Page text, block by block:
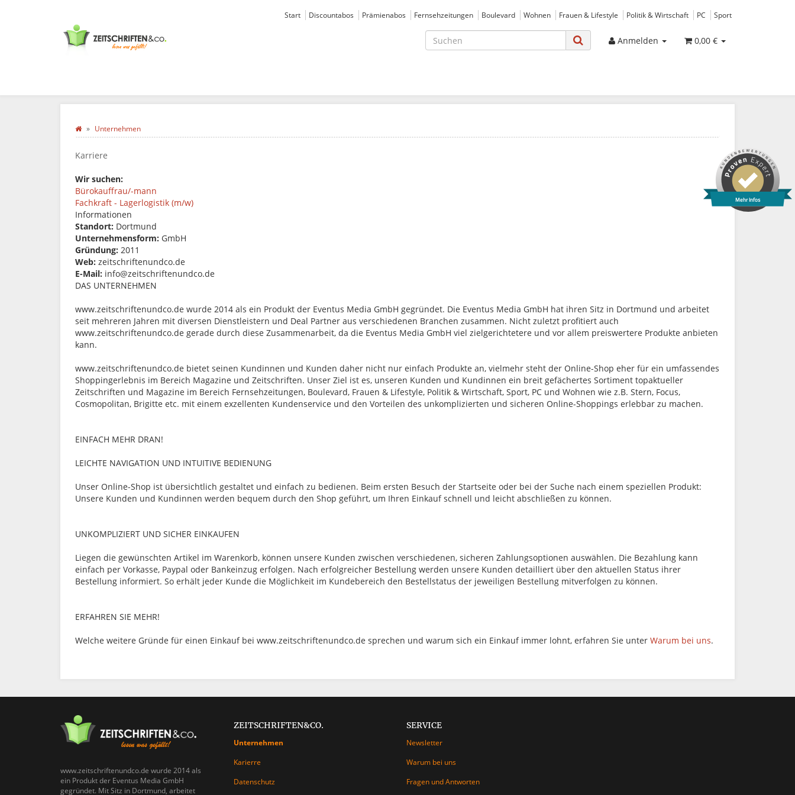
Mehr Infos
Start Discountabos Prämienabos Fernsehzeitungen Boulevard Wohnen Frauen & Lifestyle Politik & Wirtschaft PC Sport
Anmelden 0,00 €
Unternehmen
Karriere
Wir suchen:
Bürokauffrau/-mann
Fachkraft - Lagerlogistik (m/w)
Informationen
Standort: Dortmund
Unternehmensform: GmbH
Gründung: 2011
Web: zeitschriftenundco.de
E-Mail: info@zeitschriftenundco.de
DAS UNTERNEHMEN
www.zeitschriftenundco.de wurde 2014 als ein Produkt der Eventus Media GmbH gegründet. Die Eventus Media GmbH hat ihren Sitz in Dortmund und arbeitet
seit mehreren Jahren mit diversen Dienstleistern und Deal Partner aus verschiedenen Branchen zusammen. Nicht zuletzt profitiert auch
www.zeitschriftenundco.de gerade durch diese Zusammenarbeit, da die Eventus Media GmbH viel zielgerichtetere und vor allem preiswertere Produkte anbieten
kann.
www.zeitschriftenundco.de bietet seinen Kundinnen und Kunden daher nicht nur einfach Produkte an, vielmehr steht der Online-Shop eher für ein umfassendes
Shoppingerlebnis im Bereich Magazine und Zeitschriften. Unser Ziel ist es, unseren Kunden und Kundinnen ein breit gefächertes Sortiment topaktueller
Zeitschriften und Magazine im Bereich Fernsehzeitungen, Boulevard, Frauen & Lifestyle, Politik & Wirtschaft, Sport, PC und Wohnen wie z.B. Stern, Focus,
Cosmopolitan, Brigitte etc. mit einem exzellenten Kundenservice und den Vorteilen des unkomplizierten und sicheren Online-Shoppings erlebbar zu machen.
EINFACH MEHR DRAN!
LEICHTE NAVIGATION UND INTUITIVE BEDIENUNG
Unser Online-Shop ist übersichtlich gestaltet und einfach zu bedienen. Beim ersten Besuch der Startseite oder bei der Suche nach einem speziellen Produkt:
Unsere Kunden und Kundinnen werden bequem durch den Shop geführt, um Ihren Einkauf schnell und leicht abschließen zu können.
UNKOMPLIZIERT UND SICHER EINKAUFEN
Liegen die gewünschten Artikel im Warenkorb, können unsere Kunden zwischen verschiedenen, sicheren Zahlungsoptionen auswählen. Die Bezahlung kann
einfach per Vorkasse, Paypal oder Bankeinzug erfolgen. Nach erfolgreicher Bestellung werden unsere Kunden detailliert über den aktuellen Status ihrer
Bestellung informiert. So erhält jeder Kunde die Möglichkeit im Kundebereich den Bestellstatus der jeweiligen Bestellung mitverfolgen zu können.
ERFAHREN SIE MEHR!
Welche weitere Gründe für einen Einkauf bei www.zeitschriftenundco.de sprechen und warum sich ein Einkauf immer lohnt, erfahren Sie unter Warum bei uns.
www.zeitschriftenundco.de wurde 2014 als
ein Produkt der Eventus Media GmbH
gegründet. Mit Sitz in Dortmund, arbeitet
ZEITSCHRIFTEN&CO.
Unternehmen
Karierre
Datenschutz
SERVICE
Newsletter
Warum bei uns
Fragen und Antworten